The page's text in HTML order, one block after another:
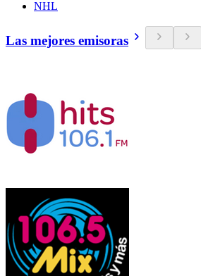
NHL
Las mejores emisoras